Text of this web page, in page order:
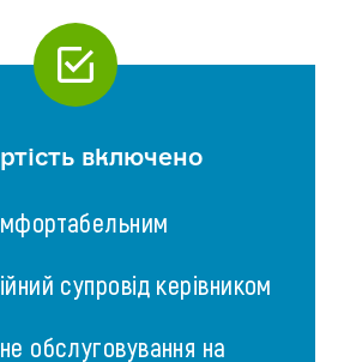
включено
супровід керівником
обслуговування на